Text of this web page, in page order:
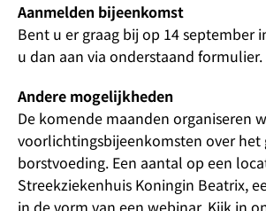
Aanmelden bijeenkomst
Bent u er graag bij op 14 september
u dan aan via onderstaand formulier.
Andere mogelijkheden
De komende maanden organiseren
voorlichtingsbijeenkomsten over het
borstvoeding. Een aantal op een
Streekziekenhuis Koningin Beatrix,
in de vorm van een webinar. Kijk in